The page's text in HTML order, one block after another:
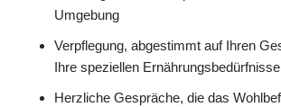
Umgebung
Verpflegung, abgestimmt auf Ihren
Ihre speziellen Ernährungsbedürfnisse
Herzliche Gespräche, die das